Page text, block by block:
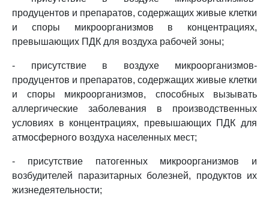
продуцентов и препаратов, содержащих живые клетки
и споры микроорганизмов в концентрациях,
превышающих ПДК для воздуха рабочей зоны;
- присутствие в воздухе микроорганизмов-
продуцентов и препаратов, содержащих живые клетки
и споры микроорганизмов, способных вызывать
аллергические заболевания в производственных
условиях в концентрациях, превышающих ПДК для
атмосферного воздуха населенных мест;
- присутствие патогенных микроорганизмов и
возбудителей паразитарных болезней, продуктов их
жизнедеятельности;